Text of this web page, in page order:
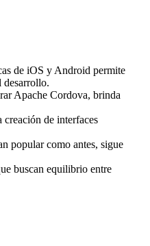
de iOS y Android permite
desarrollo.
Apache Cordova, brinda
de interfaces
popular como antes, sigue
buscan equilibrio entre